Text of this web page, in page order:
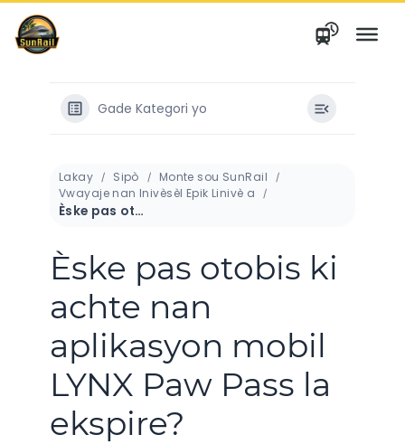
Ale
nan
kontni
Gade Kategori yo
Lakay Sipò
Monte sou SunRail
Vwayaje nan Inivèsèl Epik Linivè a
Èske pas otobis ki achte nan aplikasyon mobil LYNX Paw Pass la ekspire?
Èske pas otobis ki
achte nan
aplikasyon mobil
LYNX Paw Pass la
ekspire?